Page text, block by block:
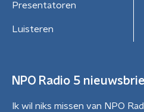
Presentatoren
Luisteren
NPO Radio 5
Ik wil niks missen van NPO